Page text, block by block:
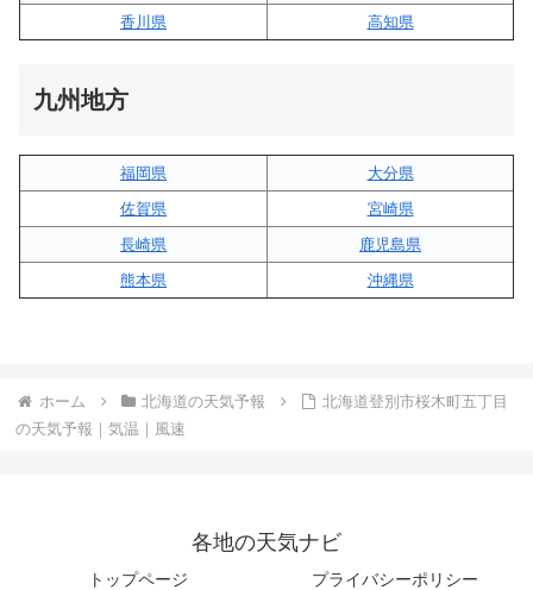
香川県
高知県
九州地方
福岡県
大分県
佐賀県
宮崎県
長崎県
鹿児島県
熊本県
沖縄県
ホーム 北海道の天気予報
北海道登別市桜木町五丁目
の天気予報｜気温｜風速
各地の天気ナビ
トップページ プライバシーポリシー